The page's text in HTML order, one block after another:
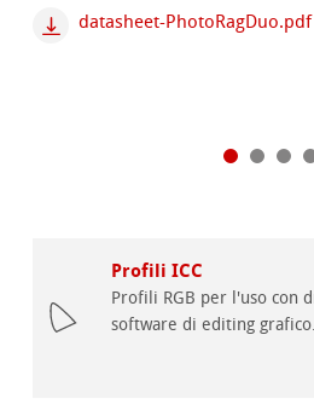
datasheet-PhotoRagDuo.pdf
Profili ICC
Profili RGB per l'uso con
software di editing grafico.